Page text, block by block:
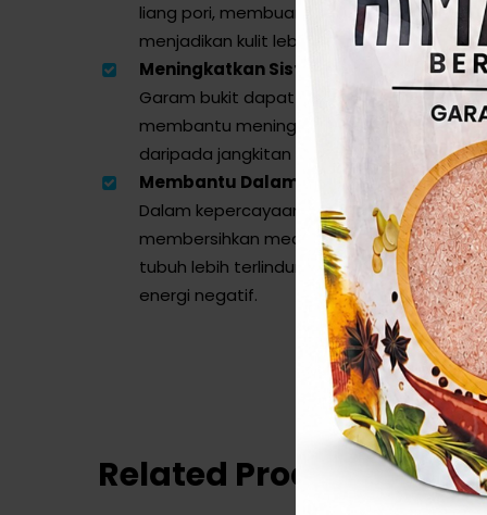
liang pori, membuang kekotoran dan
menjadikan kulit lebih bersih.
Meningkatkan Sistem Imun:
Garam bukit dapat merangsang
membantu meningkatkan sistem imun
daripada jangkitan dan penyakit.
Membantu Dalam Rawatan Gangguan
Dalam kepercayaan metafizik, garam
membersihkan medan tenaga atau aura
tubuh lebih terlindung daripada serangan
energi negatif.
Related Products